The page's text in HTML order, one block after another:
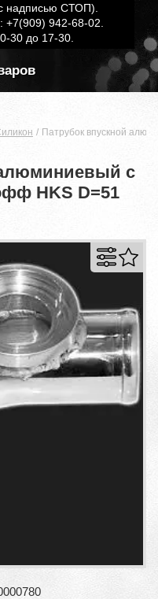
надписью СТОП).
942-68-02.
30 до 17-30.
Патрубок впускной
с
HKS D=51